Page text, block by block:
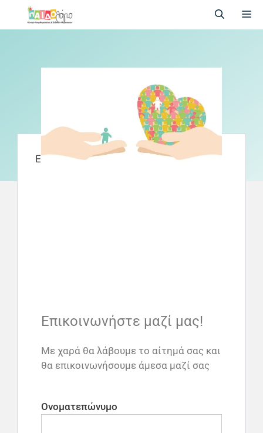
Επικοινωνία
Επικοινωνία
Επικοινωνήστε μαζί μας!
Με χαρά θα λάβουμε το αίτημά σας και
θα επικοινωνήσουμε άμεσα μαζί σας
Ονοματεπώνυμο